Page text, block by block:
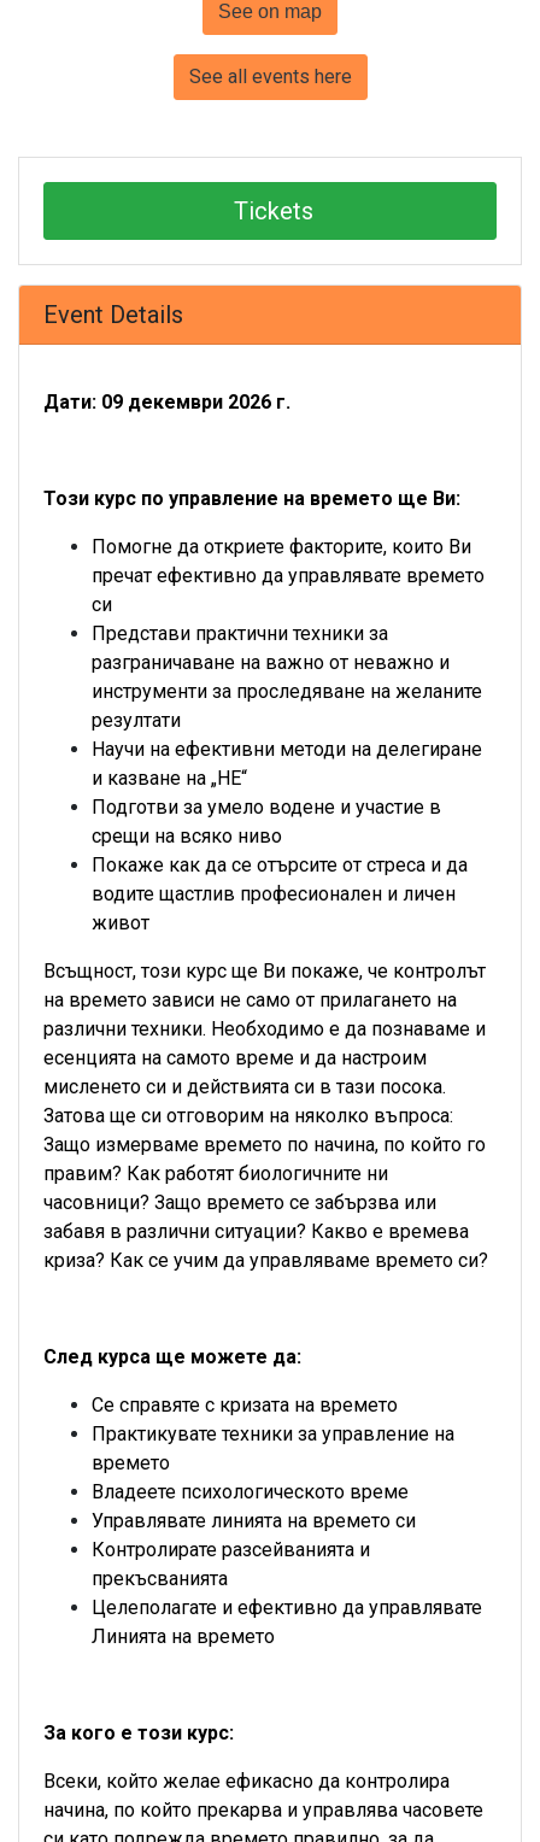
See on map
See all events here
Tickets
Event Details
Дати: 09 декември 2026 г.
Този курс по управление на времето ще Ви:
Помогне да откриете факторите, които Ви
пречат ефективно да управлявате времето
си
Представи практични техники за
разграничаване на важно от неважно и
инструменти за проследяване на желаните
резултати
Научи на ефективни методи на делегиране
и казване на „НЕ“
Подготви за умело водене и участие в
срещи на всяко ниво
Покаже как да се отърсите от стреса и да
водите щастлив професионален и личен
живот
Всъщност, този курс ще Ви покаже, че контролът
на времето зависи не само от прилагането на
различни техники. Необходимо е да познаваме и
есенцията на самото време и да настроим
мисленето си и действията си в тази посока.
Затова ще си отговорим на няколко въпроса:
Защо измерваме времето по начина, по който го
правим? Как работят биологичните ни
часовници? Защо времето се забързва или
забавя в различни ситуации? Какво е времева
криза? Как се учим да управляваме времето си?
След курса ще можете да:
Се справяте с кризата на времето
Практикувате техники за управление на
времето
Владеете психологическото време
Управлявате линията на времето си
Контролирате разсейванията и
прекъсванията
Целеполагате и ефективно да управлявате
Линията на времето
За кого е този курс:
Всеки, който желае ефикасно да контролира
начина, по който прекарва и управлява часовете